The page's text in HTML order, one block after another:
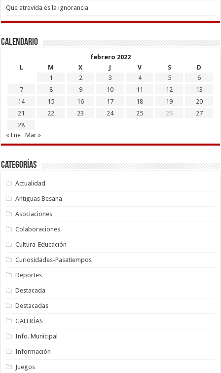
Que atrevida es la ignorancia
Calendario
febrero 2022
L
M X J V S
D
1
2 3 4 5
6
7
8 9 10 11 12
13
14
15 16 17 18 19
20
21
22 23 24 25 26
27
28
« Ene
Mar »
Categorías
Actualidad
Antiguas Besana
Asociaciones
Colaboraciones
Cultura-Educación
Curiosidades-Pasatiempos
Deportes
Destacada
Destacadas
GALERÍAS
Info. Municipal
Información
Juegos